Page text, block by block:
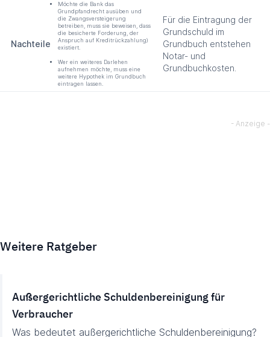
Nachteile
Möchte die Bank das
Grundpfandrecht ausüben und
die Zwangsversteigerung
betreiben, muss sie beweisen, dass
die besicherte Forderung, der
Anspruch auf Kreditrückzahlung)
existiert.
Wer ein weiteres Darlehen
aufnehmen möchte, muss eine
weitere Hypothek im Grundbuch
eintragen lassen.
Für die Eintragung der
Grundschuld im
Grundbuch entstehen
Notar- und
Grundbuchkosten.
Weitere Ratgeber
Außergerichtliche Schuldenbereinigung für
Verbraucher
Was bedeutet außergerichtliche Schuldenbereinigung?